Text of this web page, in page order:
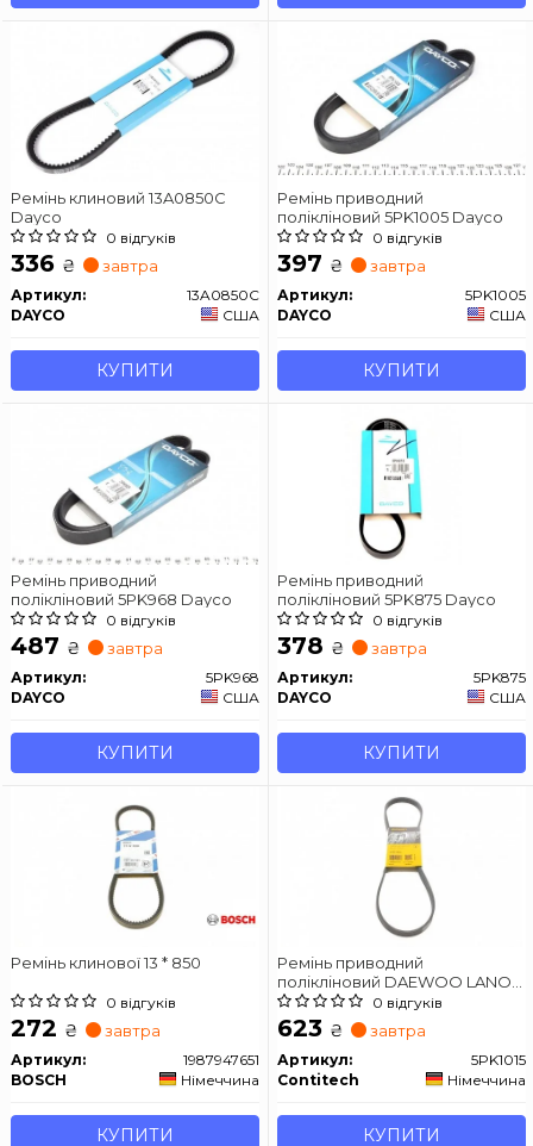
Ремінь клиновий 13A0850C
Dayco
0 відгуків
336 ₴ завтра
Артикул:
13A0850C
DAYCO
США
КУПИТИ
Ремінь приводний
полікліновий 5PK1005 Dayco
0 відгуків
397 ₴ завтра
Артикул:
5PK1005
DAYCO
США
КУПИТИ
Ремінь приводний
полікліновий 5PK968 Dayco
0 відгуків
487 ₴ завтра
Артикул:
5PK968
DAYCO
США
КУПИТИ
Ремінь приводний
полікліновий 5PK875 Dayco
0 відгуків
378 ₴ завтра
Артикул:
5PK875
DAYCO
США
КУПИТИ
Ремінь клинової 13 * 850
0 відгуків
272 ₴ завтра
Артикул:
1987947651
BOSCH
Німеччина
КУПИТИ
Ремінь приводний
полікліновий DAEWOO LANOS
седан (KLAT) 1.6 16V
0 відгуків
623 ₴ завтра
Артикул:
5PK1015
Contitech
Німеччина
КУПИТИ